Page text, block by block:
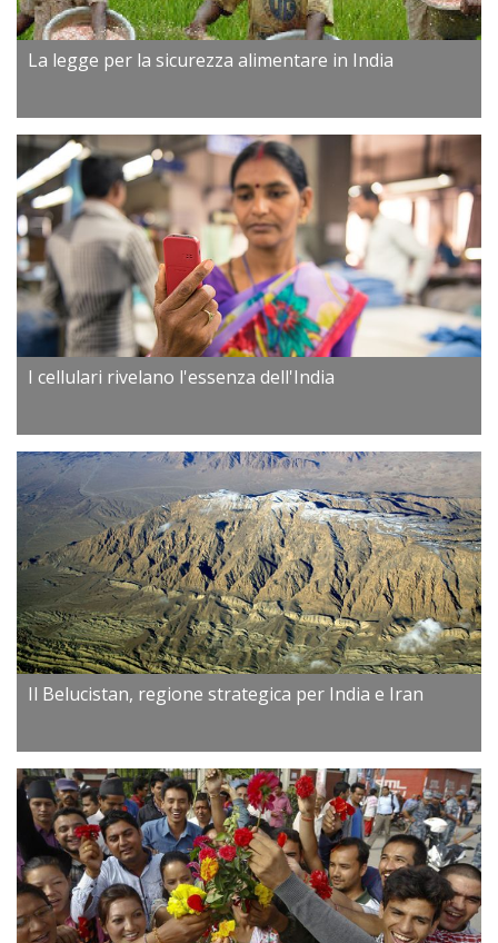
La legge per la sicurezza alimentare in India
I cellulari rivelano l'essenza dell'India
Il Belucistan, regione strategica per India e Iran